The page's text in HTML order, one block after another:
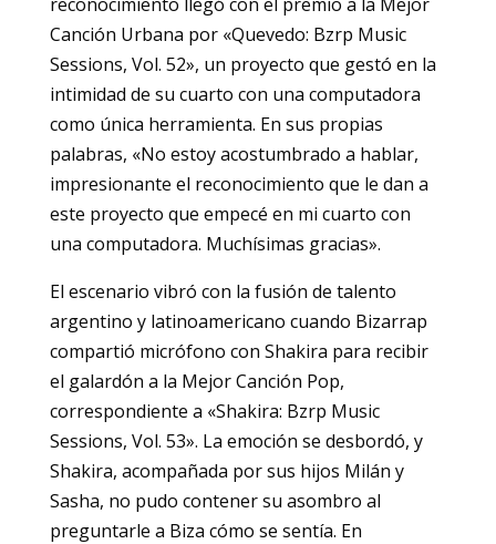
Canción Urbana por «Quevedo: Bzrp Music
Sessions, Vol. 52», un proyecto que gestó en la
intimidad de su cuarto con una computadora
como única herramienta. En sus propias
palabras, «No estoy acostumbrado a hablar,
impresionante el reconocimiento que le dan a
este proyecto que empecé en mi cuarto con
una computadora. Muchísimas gracias».
El escenario vibró con la fusión de talento
argentino y latinoamericano cuando Bizarrap
compartió micrófono con Shakira para recibir
el galardón a la Mejor Canción Pop,
correspondiente a «Shakira: Bzrp Music
Sessions, Vol. 53». La emoción se desbordó, y
Shakira, acompañada por sus hijos Milán y
Sasha, no pudo contener su asombro al
preguntarle a Biza cómo se sentía. En